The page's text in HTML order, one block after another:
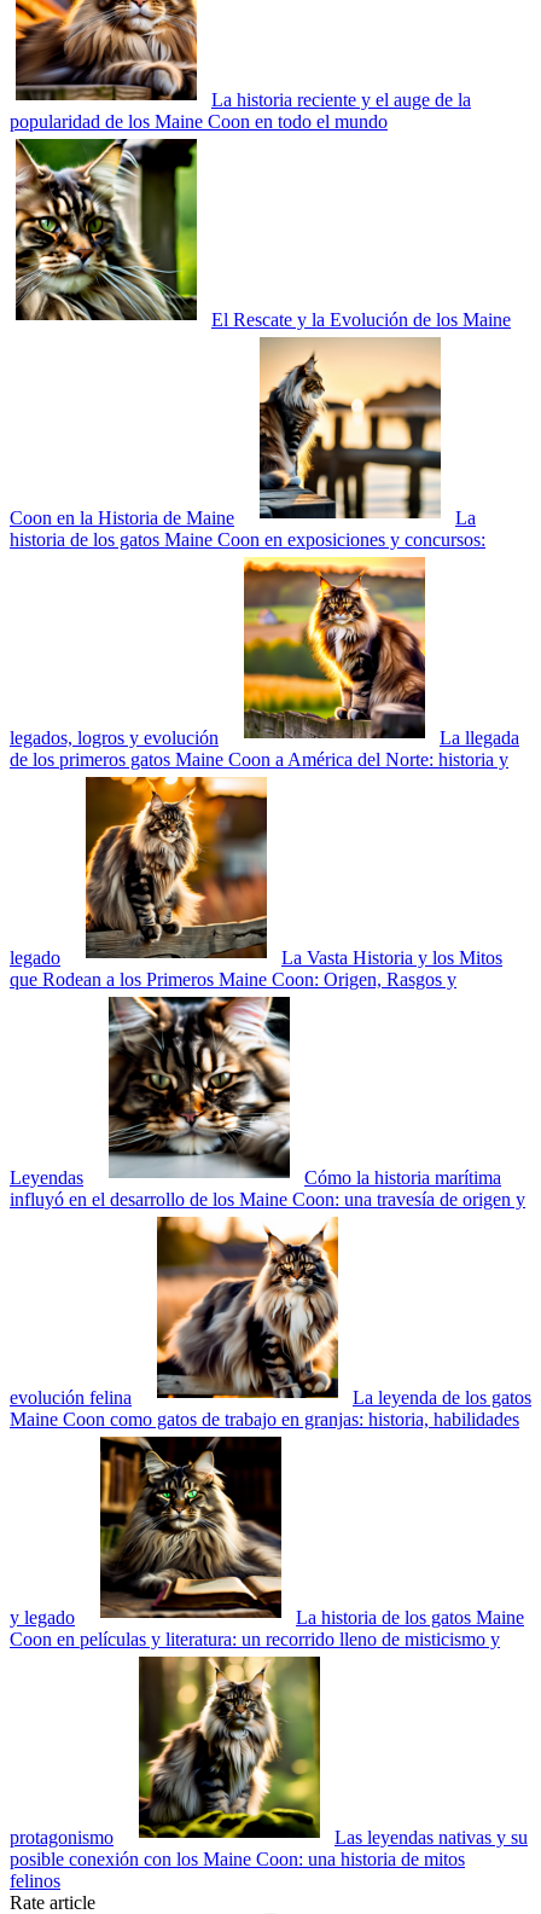
La historia reciente y el auge de la
popularidad de los Maine Coon en todo el mundo
El Rescate y la Evolución de los Maine
Coon en la Historia de Maine
La
historia de los gatos Maine Coon en exposiciones y concursos:
legados, logros y evolución
La llegada
de los primeros gatos Maine Coon a América del Norte: historia y
legado
La Vasta Historia y los Mitos
que Rodean a los Primeros Maine Coon: Origen, Rasgos y
Leyendas
Cómo la historia marítima
influyó en el desarrollo de los Maine Coon: una travesía de origen y
evolución felina
La leyenda de los gatos
Maine Coon como gatos de trabajo en granjas: historia, habilidades
y legado
La historia de los gatos Maine
Coon en películas y literatura: un recorrido lleno de misticismo y
protagonismo
Las leyendas nativas y su
posible conexión con los Maine Coon: una historia de mitos
felinos
Rate article